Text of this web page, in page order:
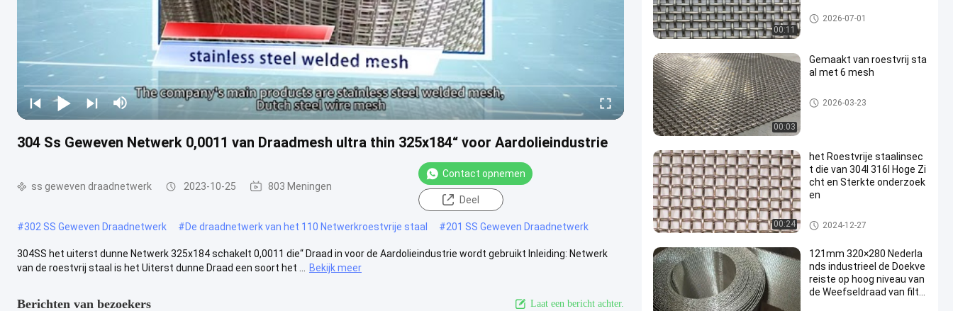
304 Ss Geweven Netwerk 0,0011 van Draadmesh ultra thin 325x184“ voor Aardolieindustrie
ss geweven draadnetwerk 2023-10-25 803 Meningen
Contact opnemen
Deel
#302 SS Geweven Draadnetwerk #De draadnetwerk van het 110 Netwerkroestvrije staal #201 SS Geweven Draadnetwerk
304SS het uiterst dunne Netwerk 325x184 schakelt 0,0011 die“ Draad in voor de Aardolieindustrie wordt gebruikt Inleiding: Netwerk
van de roestvrij staal is het Uiterst dunne Draad een soort het ...
Bekijk meer
Berichten van bezoekers Laat een bericht achter.
00:11
ss geweven draadnetwerk
2026-07-01
00:03
Gemaakt van roestvrij sta
al met 6 mesh
ss geweven draadnetwerk
2026-03-23
00:24
het Roestvrije staalinsec
t die van 304l 316l Hoge Zi
cht en Sterkte onderzoek
en
ss geweven draadnetwerk
2024-12-27
121mm 320×280 Nederla
nds industrieel de Doekve
reiste op hoog niveau van
de Weefseldraad van filtr